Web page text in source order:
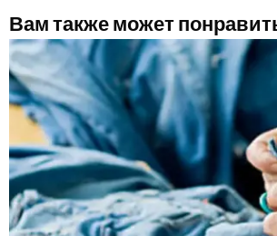
Вам также может